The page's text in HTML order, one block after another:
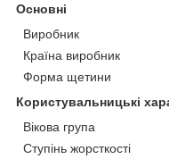
Основні
Виробник
Країна виробник
Форма щетини
Користувальницькі
Вікова група
Ступінь жорсткості